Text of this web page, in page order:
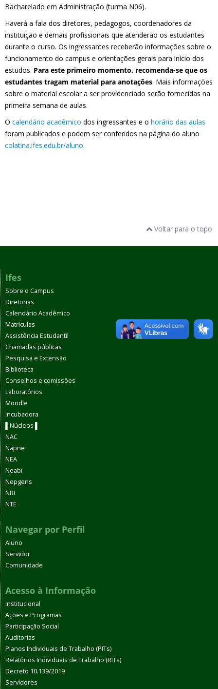
Bacharelado em Administração (turma N06).
Haverá a fala dos diretores, pedagogos, coordenadores da
instituição e demais profissionais que atenderão os estudantes
durante o curso. Os ingressantes receberão informações sobre o
funcionamento do campus e orientações gerais para início dos
estudos. Para este primeiro momento, recomenda-se que os
estudantes tragam material para anotações. Mais informações
sobre o material escolar a ser providenciado serão fornecidas na
primeira semana de aulas.
O calendário acadêmico dos ingressantes e o horário das aulas
foram publicados e podem ser conferidos na página do aluno
colatina.ifes.edu.br/aluno.
Voltar para o topo
Ifes
Sobre o Campus
Diretorias
Calendário Acadêmico
Matrículas
Assistência Estudantil
Chamadas públicas
Pesquisa e Extensão
Biblioteca
Conselhos e comissões
Laboratórios
Moodle
Incubadora
▌Núcleos ▌
NAC
Napne
NEA
Neabi
Nepgens
NRI
NTE
Navegar por Perfil
Aluno
Servidor
Comunidade
Acesso à Informação
Institucional
Ações e Programas
Participação Social
Auditorias
Planos Individuais de Trabalho (PITs)
Relatórios Individuais de Trabalho (RITs)
Decreto 10.139/2019
Servidores